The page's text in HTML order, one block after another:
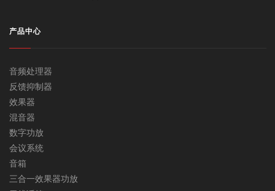
产品中心
音频处理器
反馈抑制器
效果器
混音器
数字功放
会议系统
音箱
三合一效果器功放